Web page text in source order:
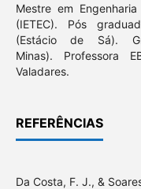
Mestre em
(IETEC). Pós
(Estácio de Sá).
Minas). Professora
Valadares.
REFERÊNCIAS
Da Costa, F. J., &